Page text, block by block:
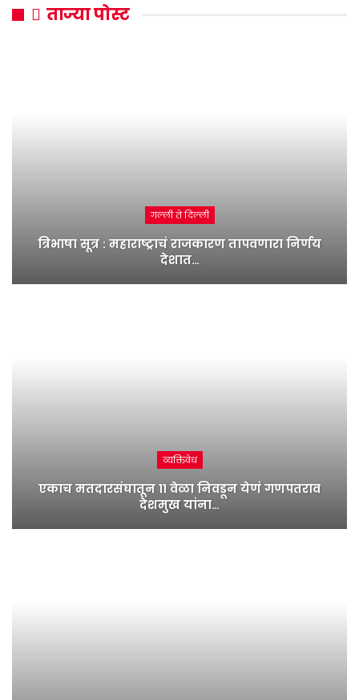
ताज्या पोस्ट
गल्ली ते दिल्ली
त्रिभाषा सूत्र : महाराष्ट्राचं राजकारण तापवणारा निर्णय
देशात…
व्यक्तिवेध
एकाच मतदारसंघातून ११ वेळा निवडून येणं गणपतराव
देशमुख यांना…